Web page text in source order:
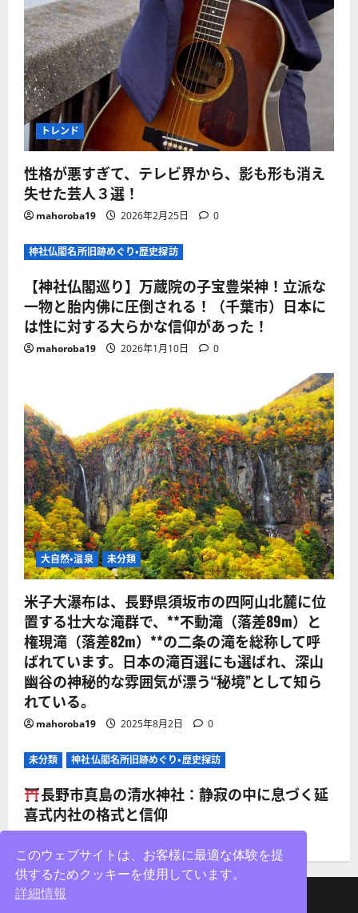
トレンド
性格が悪すぎて、テレビ界から、影も形も消え
失せた芸人３選！
mahoroba19 2026年2月25日 0
神社仏閣名所旧跡めぐり・歴史探訪
【神社仏閣巡り】万蔵院の子宝豊栄神！立派な
一物と胎内佛に圧倒される！（千葉市）日本に
は性に対する大らかな信仰があった！
mahoroba19 2026年1月10日 0
大自然・温泉 未分類
米子大瀑布は、長野県須坂市の四阿山北麓に位
置する壮大な滝群で、**不動滝（落差89m）と
権現滝（落差82m）**の二条の滝を総称して呼
ばれています。日本の滝百選にも選ばれ、深山
幽谷の神秘的な雰囲気が漂う“秘境”として知ら
れている。
mahoroba19 2025年8月2日 0
未分類 神社仏閣名所旧跡めぐり・歴史探訪
長野市真島の清水神社：静寂の中に息づく延
喜式内社の格式と信仰
このウェブサイトは、お客様に最適な体験を提
供するためクッキーを使用しています。
詳細情報